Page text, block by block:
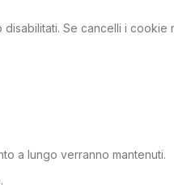
Se cancelli i
a lungo verranno mantenuti.